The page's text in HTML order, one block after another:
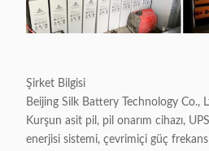
Şirket Bilgisi
Beijing Silk Battery Technology Co.,
Kurşun asit pil, pil onarım cihazı,
enerjisi sistemi, çevrimiçi güç